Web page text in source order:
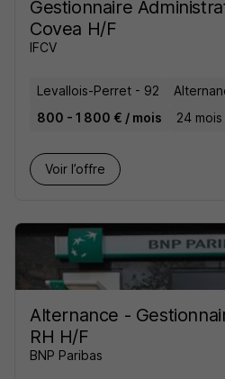
Gestionnaire
Covea H/F
IFCV
Levallois-Perret - 92
800 - 1 800 € / mois
24 mois
Voir l’offre
Alternance -
RH H/F
BNP Paribas